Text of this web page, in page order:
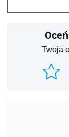
Twoja